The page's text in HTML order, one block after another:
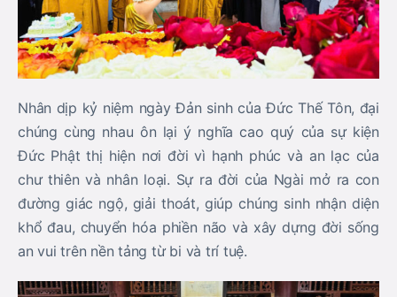
Nhân dịp kỷ niệm ngày Đản sinh của Đức Thế Tôn, đại
chúng cùng nhau ôn lại ý nghĩa cao quý của sự kiện
Đức Phật thị hiện nơi đời vì hạnh phúc và an lạc của
chư thiên và nhân loại. Sự ra đời của Ngài mở ra con
đường giác ngộ, giải thoát, giúp chúng sinh nhận diện
khổ đau, chuyển hóa phiền não và xây dựng đời sống
an vui trên nền tảng từ bi và trí tuệ.